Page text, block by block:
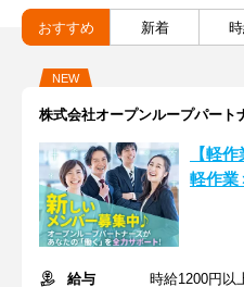
おすすめ 新着
NEW
株式会社オープンループパート
【軽
軽作業
給与
時給1200円以